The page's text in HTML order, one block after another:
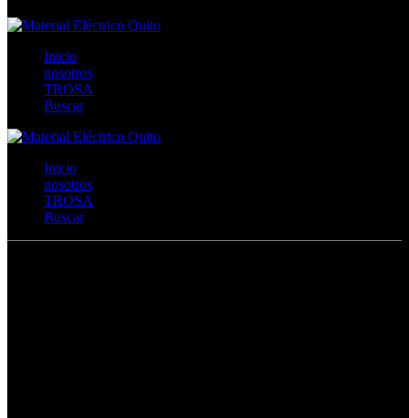
Inicio
nosotros
TROSA
Buscar
Inicio
nosotros
TROSA
Buscar